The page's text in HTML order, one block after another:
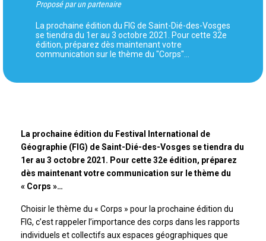
Proposé par un partenaire
La prochaine édition du FIG de Saint-Dié-des-Vosges
se tiendra du 1er au 3 octobre 2021. Pour cette 32e
édition, préparez dès maintenant votre
communication sur le thème du "Corps"...
La prochaine édition du Festival International de
Géographie (FIG) de Saint-Dié-des-Vosges se tiendra du
1er au 3 octobre 2021. Pour cette 32e édition, préparez
dès maintenant votre communication sur le thème du
« Corps »…
Choisir le thème du « Corps » pour la prochaine édition du
FIG, c’est rappeler l’importance des corps dans les rapports
individuels et collectifs aux espaces géographiques que